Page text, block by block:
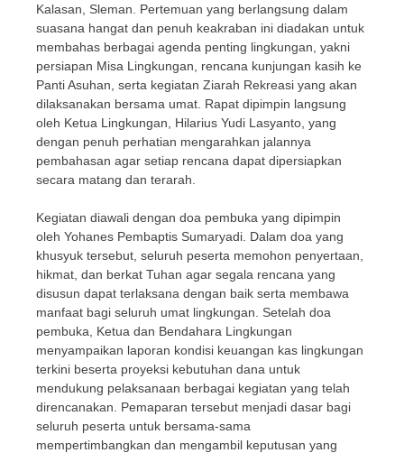
Kalasan, Sleman. Pertemuan yang berlangsung dalam
suasana hangat dan penuh keakraban ini diadakan untuk
membahas berbagai agenda penting lingkungan, yakni
persiapan Misa Lingkungan, rencana kunjungan kasih ke
Panti Asuhan, serta kegiatan Ziarah Rekreasi yang akan
dilaksanakan bersama umat. Rapat dipimpin langsung
oleh Ketua Lingkungan, Hilarius Yudi Lasyanto, yang
dengan penuh perhatian mengarahkan jalannya
pembahasan agar setiap rencana dapat dipersiapkan
secara matang dan terarah.
Kegiatan diawali dengan doa pembuka yang dipimpin
oleh Yohanes Pembaptis Sumaryadi. Dalam doa yang
khusyuk tersebut, seluruh peserta memohon penyertaan,
hikmat, dan berkat Tuhan agar segala rencana yang
disusun dapat terlaksana dengan baik serta membawa
manfaat bagi seluruh umat lingkungan. Setelah doa
pembuka, Ketua dan Bendahara Lingkungan
menyampaikan laporan kondisi keuangan kas lingkungan
terkini beserta proyeksi kebutuhan dana untuk
mendukung pelaksanaan berbagai kegiatan yang telah
direncanakan. Pemaparan tersebut menjadi dasar bagi
seluruh peserta untuk bersama-sama
mempertimbangkan dan mengambil keputusan yang